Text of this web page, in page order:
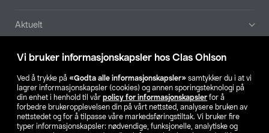
Vi bruker informasjonskapsler hos Clas Ohlson
Ved å trykke på «Godta alle informasjonskapsler» samtykker du i at vi
lagrer informasjonskapsler (cookies) og annen sporingsteknologi på
din enhet i henhold til vår policy for informasjonskapsler for å
forbedre brukeropplevelsen din på vårt nettsted, analysere bruken av
nettstedet og for å tilpasse våre markedsføringstiltak. Vi bruker fire
typer informasjonskapsler: nødvendige, funksjonelle, analytiske og
Aktuelt
Våre selskaper
Finn din butikk
SE NO FI